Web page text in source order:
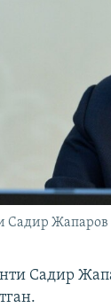
Садир Жапаров
Садир